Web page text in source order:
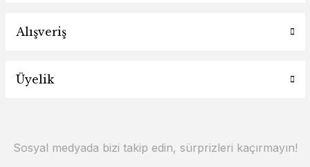
Alışveriş
Üyelik
Sosyal medyada bizi takip edin, sürprizleri kaçırmayın!